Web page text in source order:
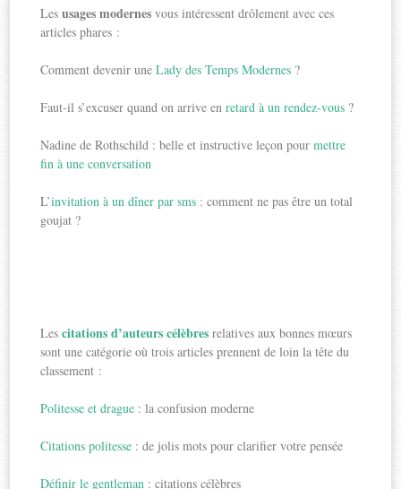
Lesusages modernes vous intéressent drôlement avec ces
articles phares :
Comment devenir uneLady des Temps Modernes ?
Faut-il s’excuser quand on arrive enretard à un rendez-vous ?
Nadine de Rothschild : belle et instructive leçon pourmettre
fin à une conversation
L’invitation à un dîner par sms : comment ne pas être un total
goujat ?
Lescitations d’auteurs célèbres relatives aux bonnes mœurs
sont une catégorie où trois articles prennent de loin la tête du
classement :
Politesse et drague : la confusion moderne
Citations politesse : de jolis mots pour clarifier votre pensée
Définir le gentleman : citations célèbres